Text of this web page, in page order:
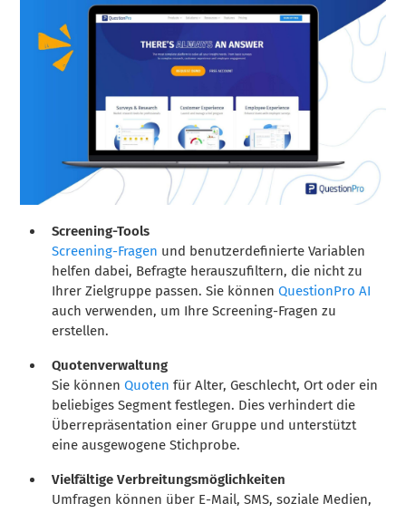
Screening-Tools
Screening-Fragen und benutzerdefinierte Variablen
helfen dabei, Befragte herauszufiltern, die nicht zu
Ihrer Zielgruppe passen. Sie könnenQuestionPro AI
auch verwenden, um Ihre Screening-Fragen zu
erstellen.
Quotenverwaltung
Sie könnenQuoten für Alter, Geschlecht, Ort oder ein
beliebiges Segment festlegen. Dies verhindert die
Überrepräsentation einer Gruppe und unterstützt
eine ausgewogene Stichprobe.
Vielfältige Verbreitungsmöglichkeiten
Umfragen können über E-Mail, SMS, soziale Medien,